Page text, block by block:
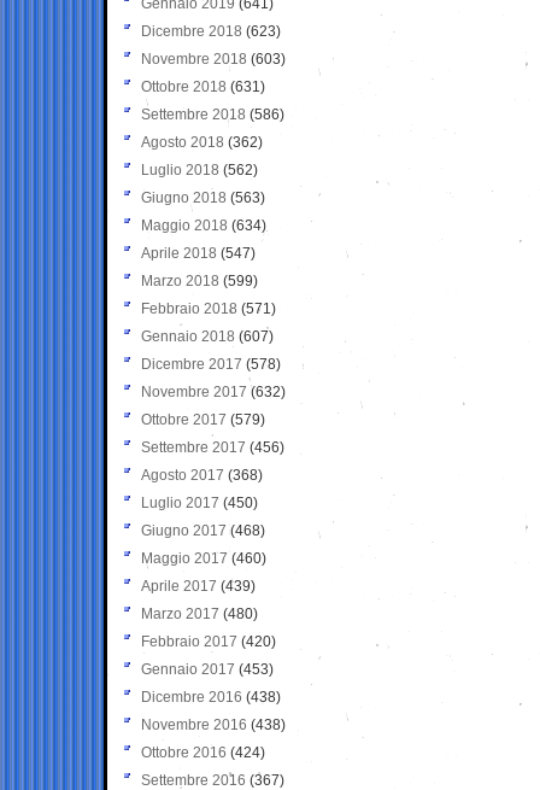
Gennaio 2019 (641)
Dicembre 2018 (623)
Novembre 2018 (603)
Ottobre 2018 (631)
Settembre 2018 (586)
Agosto 2018 (362)
Luglio 2018 (562)
Giugno 2018 (563)
Maggio 2018 (634)
Aprile 2018 (547)
Marzo 2018 (599)
Febbraio 2018 (571)
Gennaio 2018 (607)
Dicembre 2017 (578)
Novembre 2017 (632)
Ottobre 2017 (579)
Settembre 2017 (456)
Agosto 2017 (368)
Luglio 2017 (450)
Giugno 2017 (468)
Maggio 2017 (460)
Aprile 2017 (439)
Marzo 2017 (480)
Febbraio 2017 (420)
Gennaio 2017 (453)
Dicembre 2016 (438)
Novembre 2016 (438)
Ottobre 2016 (424)
Settembre 2016 (367)